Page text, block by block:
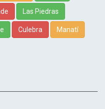
Las Piedras
Culebra Manatí